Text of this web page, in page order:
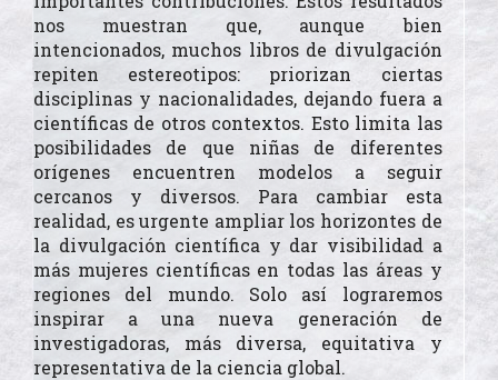
nos muestran que, aunque bien
intencionados, muchos libros de divulgación
repiten estereotipos: priorizan ciertas
disciplinas y nacionalidades, dejando fuera a
científicas de otros contextos. Esto limita las
posibilidades de que niñas de diferentes
orígenes encuentren modelos a seguir
cercanos y diversos. Para cambiar esta
realidad, es urgente ampliar los horizontes de
la divulgación científica y dar visibilidad a
más mujeres científicas en todas las áreas y
regiones del mundo. Solo así lograremos
inspirar a una nueva generación de
investigadoras, más diversa, equitativa y
representativa de la ciencia global.